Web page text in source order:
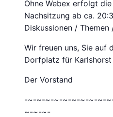
Ohne Webex erfolgt
Nachsitzung ab ca.
Diskussionen /
Wir freuen uns, Sie auf
Dorfplatz für
Der Vorstand
-~-~-~-~-~-~-~-~-~-
~-~-~-